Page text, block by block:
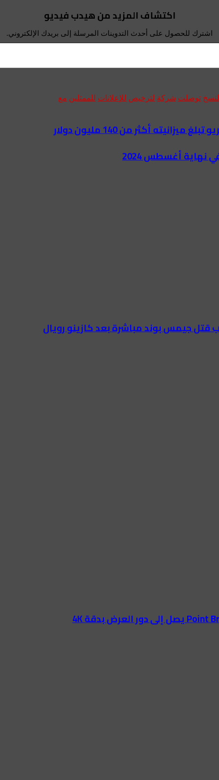
اكتشاف المزيد من هيدب فيديو
اشترك للحصول على أحدث التدوينات المرسلة إلى بريدك الإلكتروني.
توصلت شركة لترخيص للإعلانات للممثلين مع
أكثر من 140 مليون دولار
جيمس بوند مباشرة بعد كازينو رويال